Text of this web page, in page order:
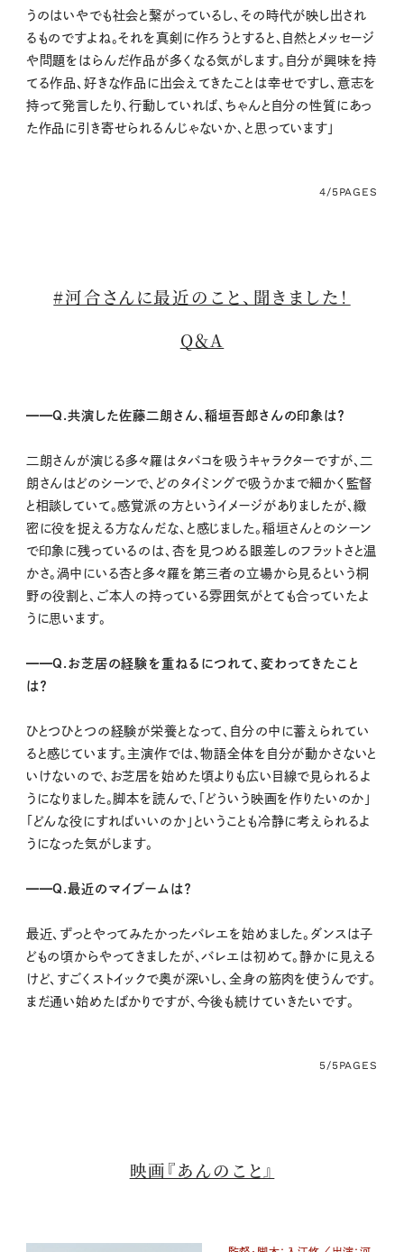
うのはいやでも社会と繋がっているし、その時代が映し出され
るものですよね。それを真剣に作ろうとすると、自然とメッセージ
や問題をはらんだ作品が多くなる気がします。自分が興味を持
てる作品、好きな作品に出会えてきたことは幸せですし、意志を
持って発言したり、行動していれば、ちゃんと自分の性質にあっ
た作品に引き寄せられるんじゃないか、と思っています」
4/5PAGES
#河合さんに最近のこと、聞きました！
Q＆A
━━Q.共演した佐藤二朗さん、稲垣吾郎さんの印象は？
二朗さんが演じる多々羅はタバコを吸うキャラクターですが、二
朗さんはどのシーンで、どのタイミングで吸うかまで細かく監督
と相談していて。感覚派の方というイメージがありましたが、緻
密に役を捉える方なんだな、と感じました。稲垣さんとのシーン
で印象に残っているのは、杏を見つめる眼差しのフラットさと温
かさ。渦中にいる杏と多々羅を第三者の立場から見るという桐
野の役割と、ご本人の持っている雰囲気がとても合っていたよ
うに思います。
━━Q.お芝居の経験を重ねるにつれて、変わってきたこと
は？
ひとつひとつの経験が栄養となって、自分の中に蓄えられてい
ると感じています。主演作では、物語全体を自分が動かさないと
いけないので、お芝居を始めた頃よりも広い目線で見られるよ
うになりました。脚本を読んで、「どういう映画を作りたいのか」
「どんな役にすればいいのか」ということも冷静に考えられるよ
うになった気がします。
━━Q.最近のマイブームは？
最近、ずっとやってみたかったバレエを始めました。ダンスは子
どもの頃からやってきましたが、バレエは初めて。静かに見える
けど、すごくストイックで奥が深いし、全身の筋肉を使うんです。
まだ通い始めたばかりですが、今後も続けていきたいです。
5/5PAGES
映画『あんのこと』